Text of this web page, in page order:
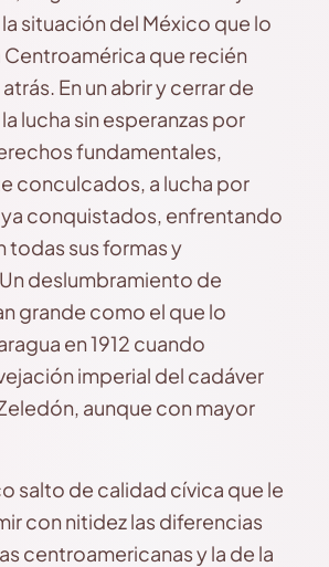
situación del México que lo
Centroamérica que recién
En un abrir y cerrar de
lucha sin esperanzas por
fundamentales,
conculcados, a lucha por
conquistados, enfrentando
todas sus formas y
deslumbramiento de
grande como el que lo
en 1912 cuando
imperial del cadáver
aunque con mayor
salto de calidad cívica que le
con nitidez las diferencias
centroamericanas y la de la